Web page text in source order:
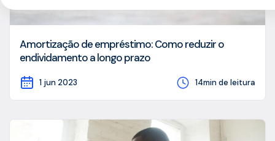
Amortização de empréstimo: Como reduzir o
endividamento a longo prazo
1 jun 2023 14min de leitura